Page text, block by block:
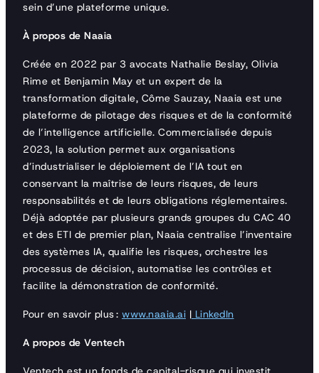
sein d’une plateforme unique.
À propos de Naaia
Créée en 2022 par 3 avocats Nathalie Beslay, Olivia
Rime et Benjamin May et un expert de la
transformation digitale, Côme Sauzay, Naaia est une
plateforme de pilotage des risques et de la conformité
de l’intelligence artificielle. Commercialisée depuis
2023, la solution permet aux organisations
d’industrialiser le déploiement de l’IA tout en
conservant la maîtrise de leurs risques, de leurs
responsabilités et de leurs obligations réglementaires.
Déjà adoptée par plusieurs grands groupes du CAC 40
et des ETI de premier plan, Naaia centralise l’inventaire
des systèmes IA, qualifie les risques, orchestre les
processus de décision, automatise les contrôles et
facilite la démonstration de conformité.
Pour en savoir plus : www.naaia.ai | LinkedIn
A propos de Ventech